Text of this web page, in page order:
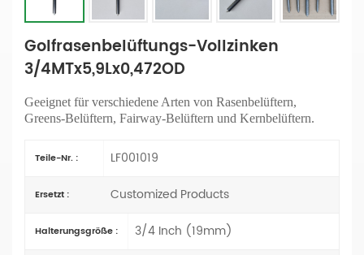
Golfrasenbelüftungs-Vollzinken
3/4MTx5,9Lx0,472OD
Geeignet für verschiedene Arten von Rasenbelüftern,
Greens-Belüftern, Fairway-Belüftern und Kernbelüftern.
Teile-Nr. : LF001019
Ersetzt : Customized Products
Halterungsgröße : 3/4 Inch (19mm)